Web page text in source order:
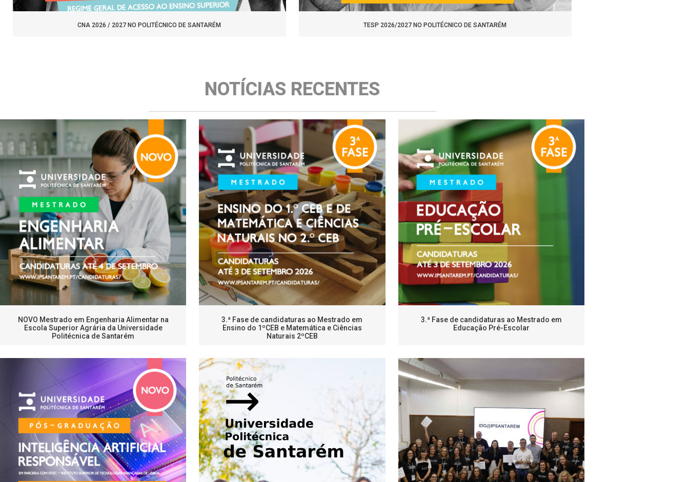
CNA 2026 / 2027 NO POLITÉCNICO DE SANTARÉM TESP 2026/2027 NO POLITÉCNICO DE SANTARÉM
NOTÍCIAS RECENTES
NOVO Mestrado em Engenharia Alimentar na
Escola Superior Agrária da Universidade
Politécnica de Santarém
3.ª Fase de candidaturas ao Mestrado em
Ensino do 1ºCEB e Matemática e Ciências
Naturais 2ºCEB
3.ª Fase de candidaturas ao Mestrado em
Educação Pré-Escolar